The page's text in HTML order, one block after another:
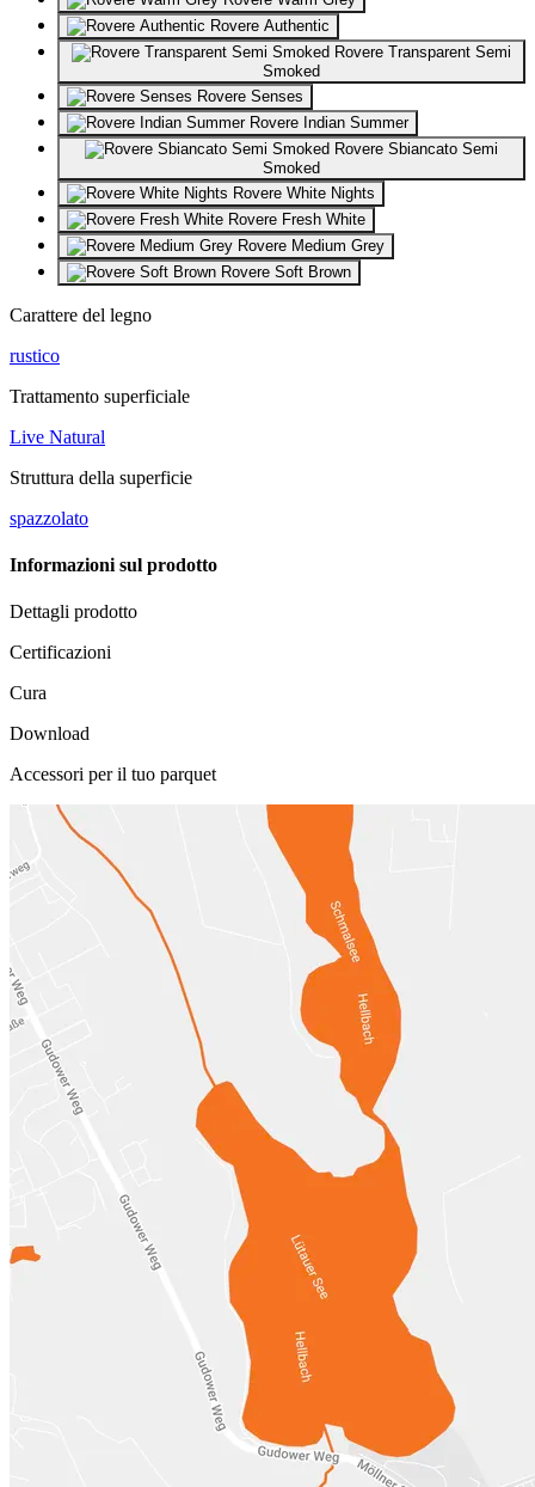
Rovere Authentic
Rovere Transparent Semi
Smoked
Rovere Senses
Rovere Indian Summer
Rovere Sbiancato Semi
Smoked
Rovere White Nights
Rovere Fresh White
Rovere Medium Grey
Rovere Soft Brown
Carattere del legno
rustico
Trattamento superficiale
Live Natural
Struttura della superficie
spazzolato
Informazioni sul prodotto
Dettagli prodotto
Certificazioni
Cura
Download
Accessori per il tuo parquet